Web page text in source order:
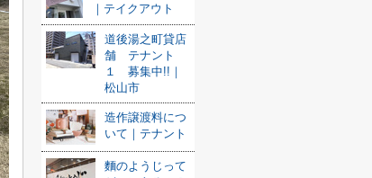
｜テイクアウト
道後湯之町貸店
舗 テナント
１ 募集中!!｜
松山市
造作譲渡料につ
いて｜テナント
麵のようじって